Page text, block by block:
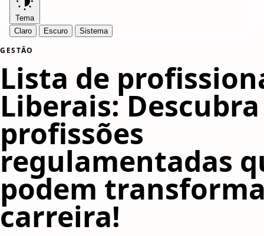
Tema
Claro
Escuro Sistema
GESTÃO
Lista de
Liberais:
profissões
regulamentadas
podem
carreira!